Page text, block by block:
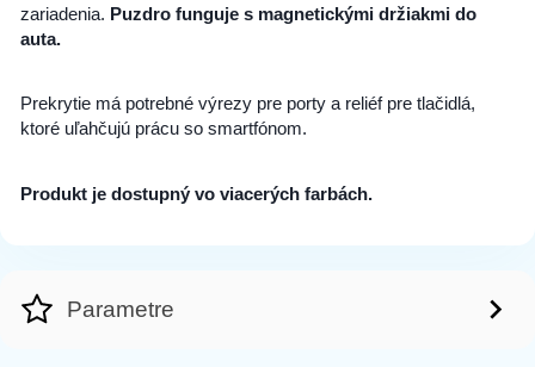
zariadenia. Puzdro funguje s magnetickými držiakmi do
auta.
Prekrytie má potrebné výrezy pre porty a reliéf pre tlačidlá,
ktoré uľahčujú prácu so smartfónom.
Produkt je dostupný vo viacerých farbách.
Parametre